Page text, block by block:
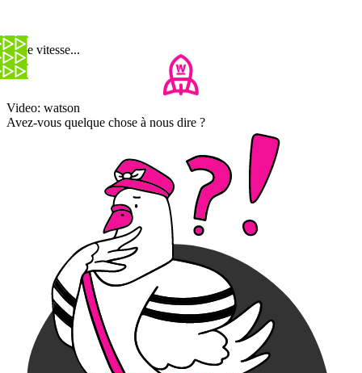
Et de vitesse...
Video: watson
Avez-vous quelque chose à nous dire ?